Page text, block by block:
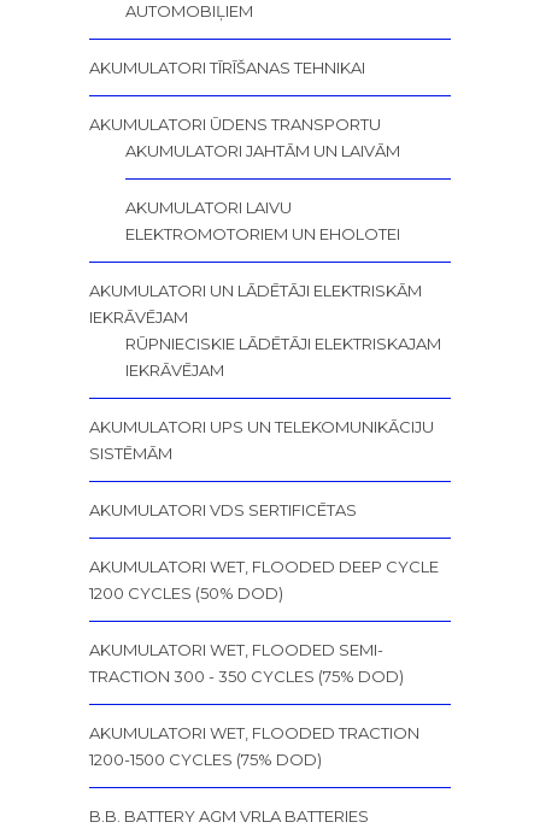
AUTOMOBIĻIEM
AKUMULATORI TĪRĪŠANAS TEHNIKAI
AKUMULATORI ŪDENS TRANSPORTU
AKUMULATORI JAHTĀM UN LAIVĀM
AKUMULATORI LAIVU
ELEKTROMOTORIEM UN EHOLOTEI
AKUMULATORI UN LĀDĒTĀJI ELEKTRISKĀM
IEKRĀVĒJAM
RŪPNIECISKIE LĀDĒTĀJI ELEKTRISKAJAM
IEKRĀVĒJAM
AKUMULATORI UPS UN TELEKOMUNIKĀCIJU
SISTĒMĀM
AKUMULATORI VDS SERTIFICĒTAS
AKUMULATORI WET, FLOODED DEEP CYCLE
1200 CYCLES (50% DOD)
AKUMULATORI WET, FLOODED SEMI-
TRACTION 300 - 350 CYCLES (75% DOD)
AKUMULATORI WET, FLOODED TRACTION
1200-1500 CYCLES (75% DOD)
B.B. BATTERY AGM VRLA BATTERIES